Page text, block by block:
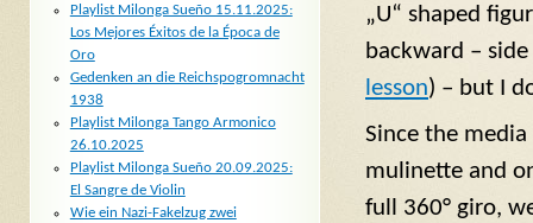
„U“ shaped
backward –
lesson) – but I
Since the
mulinette and
full 360° giro,
Playlist Milonga Sueño 15.11.2025:
Los Mejores Éxitos de la Época de
Oro
Gedenken an die Reichspogromnacht
1938
Playlist Milonga Tango Armonico
26.10.2025
Playlist Milonga Sueño 20.09.2025:
El Sangre de Violin
Wie ein Nazi-Fakelzug zwei